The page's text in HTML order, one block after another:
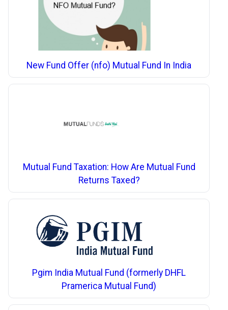
New Fund Offer (nfo) Mutual Fund In India
Mutual Fund Taxation: How Are Mutual Fund
Returns Taxed?
Pgim India Mutual Fund (formerly DHFL
Pramerica Mutual Fund)